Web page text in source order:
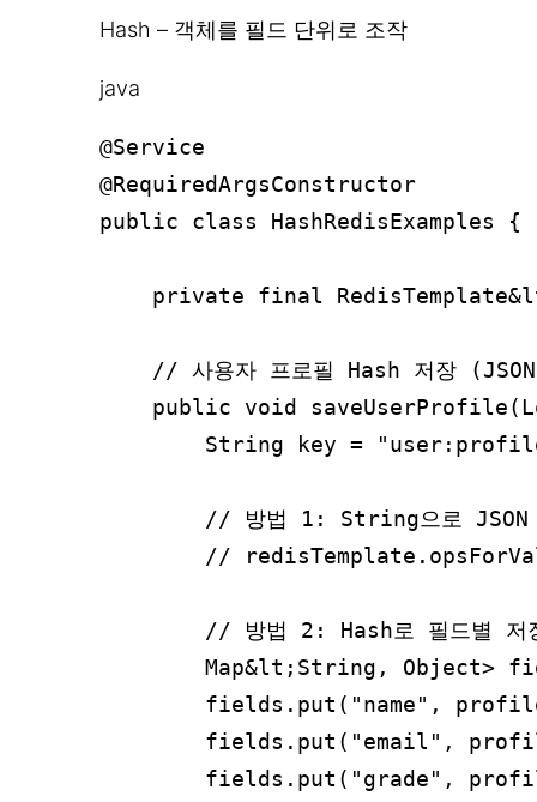
Hash – 객체를 필드 단위로 조작
java
@Service
@RequiredArgsConstructor
public class HashRedisExamples {
private final
// 사용자 프로필 Hash 저장
public void
String key =
// 방법 1: String으로 JSON
//
// 방법 2: Hash로 필드별 저
Map&lt;String, Object>
fields.put("name",
fields.put("email",
fields.put("grade",